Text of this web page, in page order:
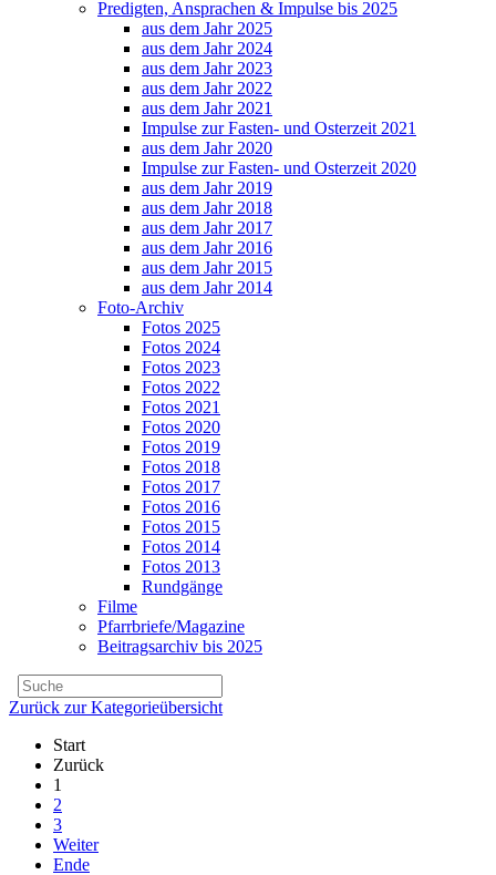
Predigten, Ansprachen & Impulse bis 2025
aus dem Jahr 2025
aus dem Jahr 2024
aus dem Jahr 2023
aus dem Jahr 2022
aus dem Jahr 2021
Impulse zur Fasten- und Osterzeit 2021
aus dem Jahr 2020
Impulse zur Fasten- und Osterzeit 2020
aus dem Jahr 2019
aus dem Jahr 2018
aus dem Jahr 2017
aus dem Jahr 2016
aus dem Jahr 2015
aus dem Jahr 2014
Foto-Archiv
Fotos 2025
Fotos 2024
Fotos 2023
Fotos 2022
Fotos 2021
Fotos 2020
Fotos 2019
Fotos 2018
Fotos 2017
Fotos 2016
Fotos 2015
Fotos 2014
Fotos 2013
Rundgänge
Filme
Pfarrbriefe/Magazine
Beitragsarchiv bis 2025
Zurück zur Kategorieübersicht
Start
Zurück
1
2
3
Weiter
Ende